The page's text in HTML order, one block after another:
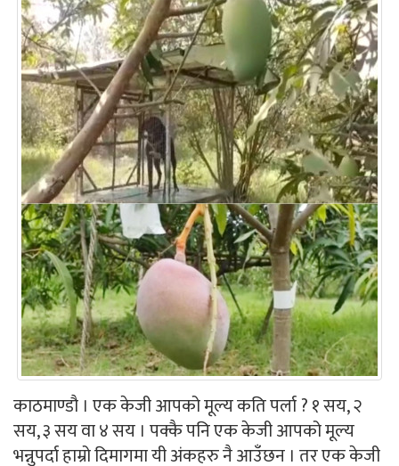
काठमाण्डौ । एक केजी आपको मूल्य कति पर्ला ? १ सय, २
सय, ३ सय वा ४ सय । पक्कै पनि एक केजी आपको मूल्य
भन्नुपर्दा हाम्रो दिमागमा यी अंकहरु नै आउँछन । तर एक केजी